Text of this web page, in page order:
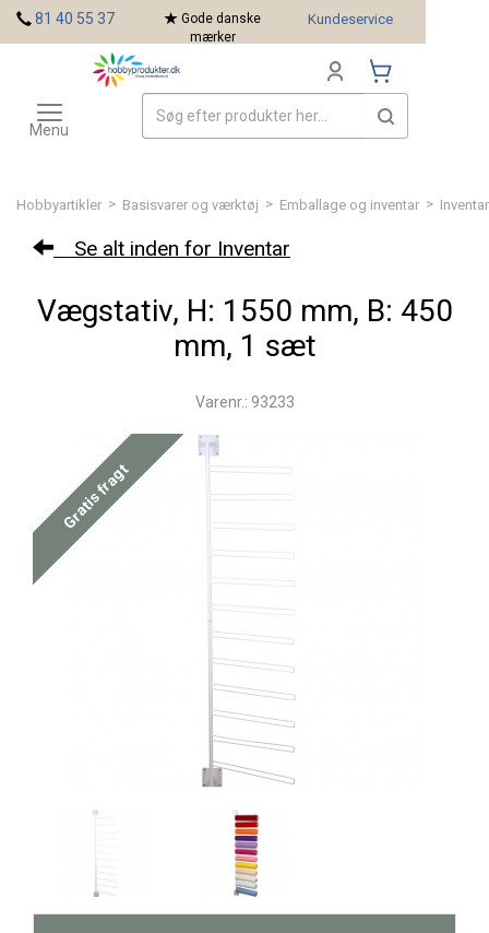
Hobbyartikler > Basisvarer og værktøj > Emballage og inventar > Inventar
Se alt inden for Inventar
Vægstativ, H: 1550 mm, B: 450
mm, 1 sæt
Varenr.: 93233
Gratis fragt
81 40 55 37
Gode danske
mærker
Kundeservice
Toggle
navigation
Menu
Mærker